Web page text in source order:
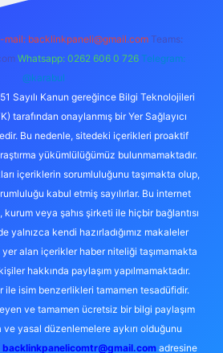
mail: backlinkpaneli@gmail.com Teams:
Whatsapp: 0262 606 0 726 Telegram:
@karabul
Sayılı Kanun gereğince Bilgi Teknolojileri
tarafından onaylanmış bir Yer Sağlayıcı
Bu nedenle, sitedeki içerikleri proaktif
yükümlülüğümüz bulunmamaktadır.
içeriklerin sorumluluğunu taşımakta olup,
kabul etmiş sayılırlar. Bu internet
veya şahıs şirketi ile hiçbir bağlantısı
yalnızca kendi hazırladığımız makaleler
yer alan içerikler haber niteliği taşımamakta
hakkında paylaşım yapılmamaktadır.
ile isim benzerlikleri tamamen tesadüfidir.
ve tamamen ücretsiz bir bilgi paylaşım
yasal düzenlemelere aykırı olduğunu
backlinkpanelicomtr@gmail.comadresine